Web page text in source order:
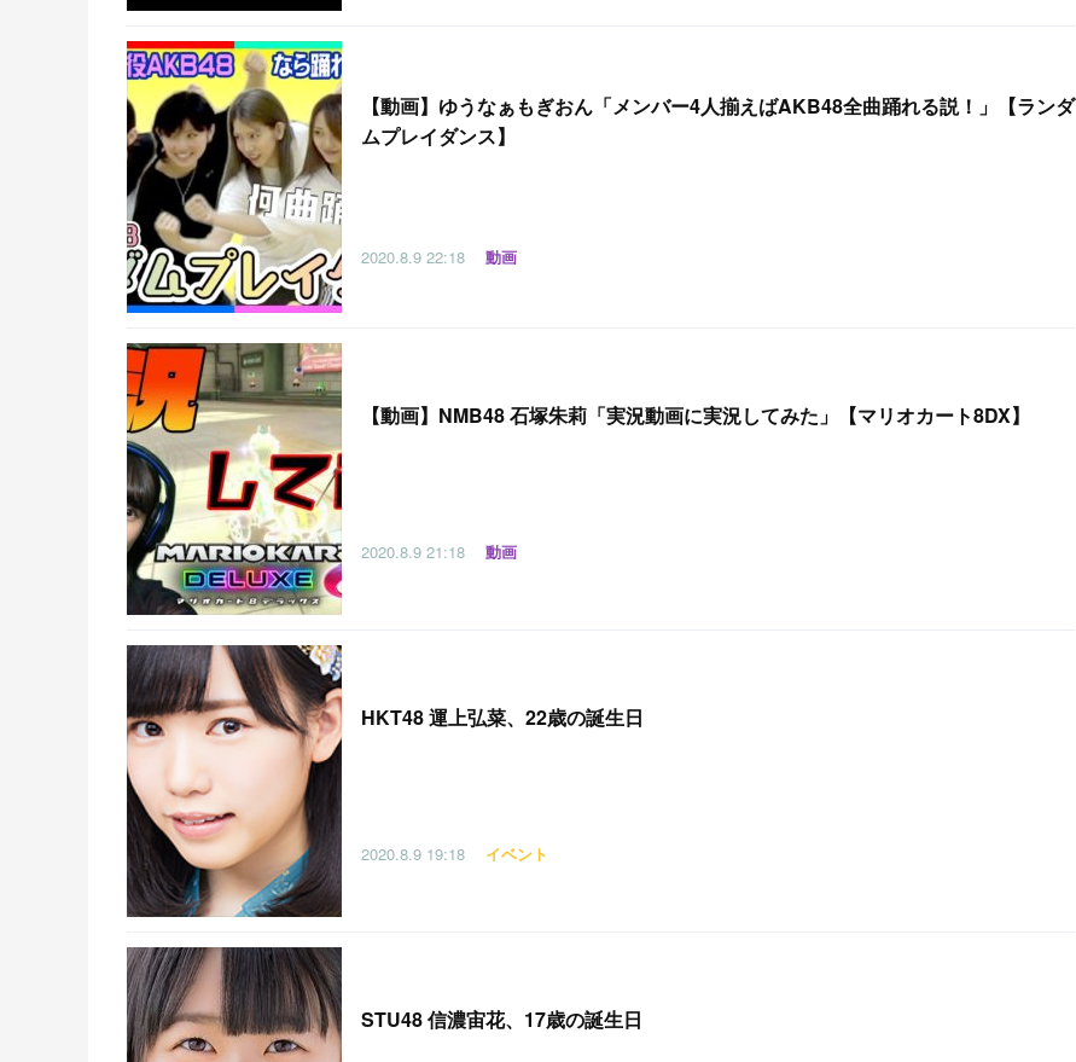
【動画】ゆうなぁもぎおん「メンバー4人揃えばAKB48全曲踊れる説！」【ランダ
ムプレイダンス】
2020.8.9 22:18 動画
【動画】NMB48 石塚朱莉「実況動画に実況してみた」【マリオカート8DX】
2020.8.9 21:18 動画
HKT48 運上弘菜、22歳の誕生日
2020.8.9 19:18 イベント
STU48 信濃宙花、17歳の誕生日